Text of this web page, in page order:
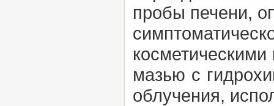
пробы печени,
мазью с
облучения,